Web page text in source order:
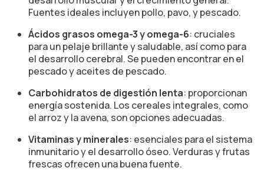
Fuentes ideales incluyen pollo, pavo, y pescado.
Ácidos grasos omega-3 y omega-6: cruciales
para un pelaje brillante y saludable, así como para
el desarrollo cerebral. Se pueden encontrar en el
pescado y aceites de pescado.
Carbohidratos de digestión lenta: proporcionan
energía sostenida. Los cereales integrales, como
el arroz y la avena, son opciones adecuadas.
Vitaminas y minerales: esenciales para el sistema
inmunitario y el desarrollo óseo. Verduras y frutas
frescas ofrecen una buena fuente.